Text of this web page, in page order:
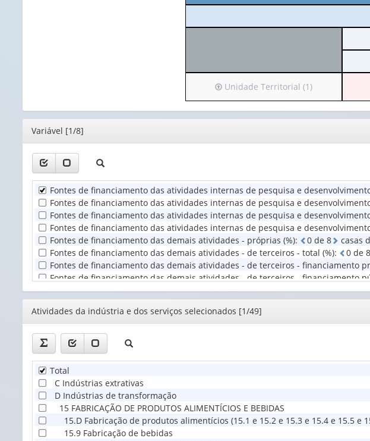
Irá
para
o
cabeçalho
apenas
Unidade
Territorial
(1)
Unidade Territorial (1)
Editor
Variável [1/8]
Fontes de financiamento das atividades internas de pesquisa e
Fontes de financiamento das atividades internas de pesquisa e
Fontes de financiamento das atividades internas de pesquisa e
Fontes de financiamento das atividades internas de pesquisa e
Fontes de financiamento das demais atividades - próprias (%): 0 de 8
casas
Fontes de financiamento das demais atividades - de terceiros - total (%): 0 de 8
Fontes de financiamento das demais atividades - de terceiros - financiamento
Fontes de financiamento das demais atividades - de terceiros - financiamento
Editor
Atividades da indústria e dos serviços selecionados [1/49]
Total
C Indústrias extrativas
D Indústrias de transformação
15 FABRICAÇÃO DE PRODUTOS ALIMENTÍCIOS E BEBIDAS
15.D Fabricação de produtos alimentícios (15.1 e 15.2 e 15.3 e 15.4 e 15.5 e
15.9 Fabricação de bebidas